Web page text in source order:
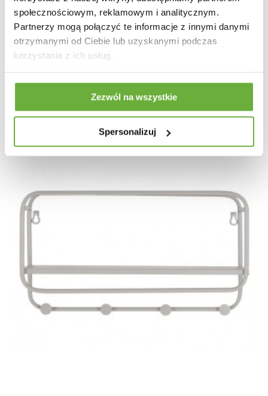
społecznościowym, reklamowym i analitycznym.
Partnerzy mogą połączyć te informacje z innymi danymi
otrzymanymi od Ciebie lub uzyskanymi podczas
korzystania z ich usług.
Zezwól na wszystkie
Spersonalizuj
ZESTAW WIESZAKÓW THREE APES ZŁOTE
227,81 zł255,97 zł -11%